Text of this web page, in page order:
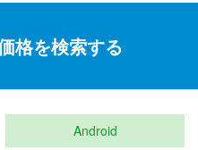
格を検索する
Android